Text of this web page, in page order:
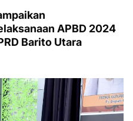
APBD 2024
Barito Utara